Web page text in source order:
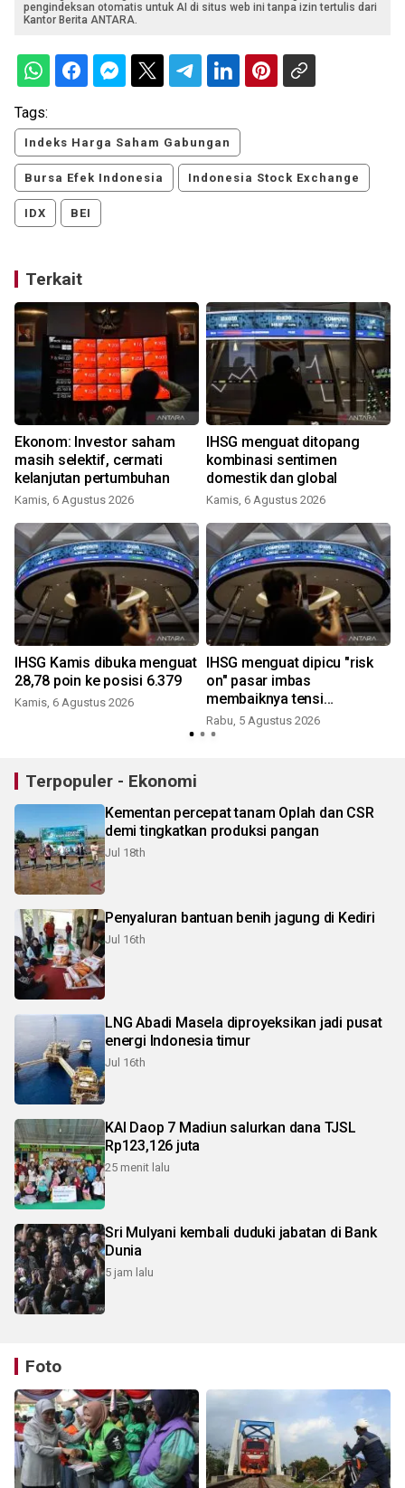
pengindeksan otomatis untuk AI di situs web ini tanpa izin tertulis dari
Kantor Berita ANTARA.
Tags:
Indeks Harga Saham Gabungan
Bursa Efek Indonesia Indonesia Stock Exchange
IDX BEI
Terkait
Ekonom: Investor saham
masih selektif, cermati
kelanjutan pertumbuhan
Kamis, 6 Agustus 2026
IHSG menguat ditopang
kombinasi sentimen
domestik dan global
Kamis, 6 Agustus 2026
IHSG Kamis dibuka menguat
28,78 poin ke posisi 6.379
Kamis, 6 Agustus 2026
IHSG menguat dipicu "risk
on" pasar imbas
membaiknya tensi
geopolitik
Rabu, 5 Agustus 2026
Terpopuler - Ekonomi
Kementan percepat tanam Oplah dan CSR
demi tingkatkan produksi pangan
Jul 18th
Penyaluran bantuan benih jagung di Kediri
Jul 16th
LNG Abadi Masela diproyeksikan jadi pusat
energi Indonesia timur
Jul 16th
KAI Daop 7 Madiun salurkan dana TJSL
Rp123,126 juta
25 menit lalu
Sri Mulyani kembali duduki jabatan di Bank
Dunia
5 jam lalu
Foto